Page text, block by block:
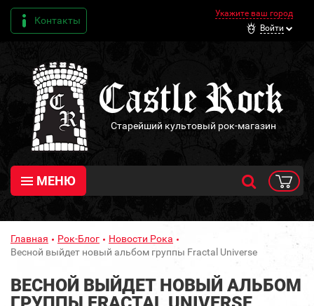
Контакты
Укажите ваш город
Войти
Старейший культовый рок-магазин
МЕНЮ
Главная Рок-Блог
Новости Рока
Весной выйдет новый альбом группы Fractal Universe
ВЕСНОЙ ВЫЙДЕТ НОВЫЙ АЛЬБОМ